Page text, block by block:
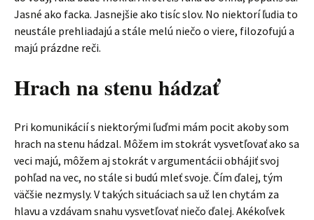
Jasné ako facka. Jasnejšie ako tisíc slov. No niektorí ľudia to
neustále prehliadajú a stále melú niečo o viere, filozofujú a
majú prázdne reči.
Hrach na stenu hádzať
Pri komunikácií s niektorými ľuďmi mám pocit akoby som
hrach na stenu hádzal. Môžem im stokrát vysvetľovať ako sa
veci majú, môžem aj stokrát v argumentácii obhájiť svoj
pohľad na vec, no stále si budú mleť svoje. Čím ďalej, tým
väčšie nezmysly. V takých situáciach sa už len chytám za
hlavu a vzdávam snahu vysvetľovať niečo ďalej. Akékoľvek